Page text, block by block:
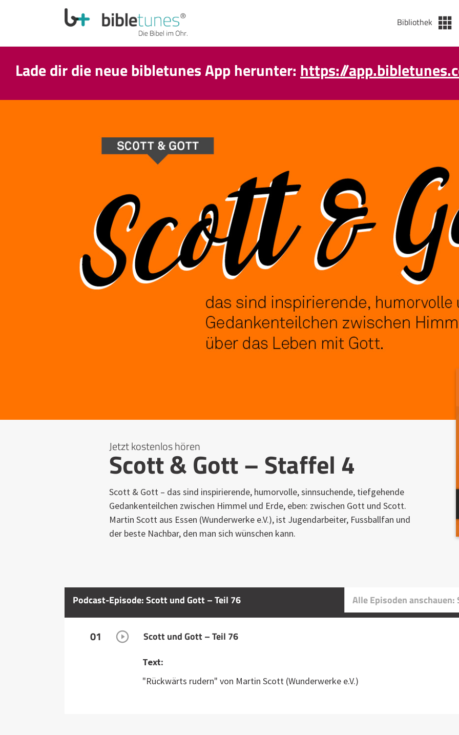
Bibliothek
Lade dir die neue bibletunes App herunter: https://
Jetzt kostenlos hören
Scott & Gott – Staffel 4
Scott & Gott – das sind inspirierende, humorvolle, sinnsuchende, tiefgehende
Gedankenteilchen zwischen Himmel und Erde, eben: zwischen Gott und Scott.
Martin Scott aus Essen (Wunderwerke e.V.), ist Jugendarbeiter, Fussballfan und
der beste Nachbar, den man sich wünschen kann.
Podcast-Episode: Scott und Gott – Teil 76 Alle Episoden
01 Scott und Gott – Teil 76
Text:
"Rückwärts rudern" von Martin Scott (Wunderwerke e.V.)